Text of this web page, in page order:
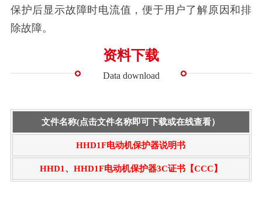
保护后显示故障时电流值，便于用户了解原因和排
除故障。
资料下载
Data download
文件名称(点击文件名称即可下载或在线查看）
HHD1F电动机保护器说明书
HHD1、HHD1F电动机保护器3C证书【CCC】